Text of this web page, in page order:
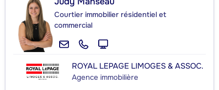
Courtier immobilier résidentiel et
commercial
ROYAL LEPAGE LIMOGES & ASSOC.
Agence immobilière